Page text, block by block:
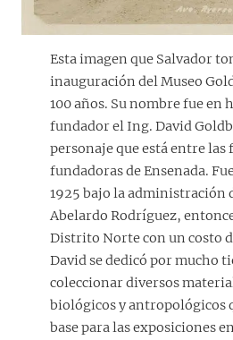
Esta imagen que Salvador
inauguración del Museo
100 años. Su nombre fue en
fundador el Ing. David
personaje que está entre las
fundadoras de Ensenada.
1925 bajo la administración
Abelardo Rodríguez,
Distrito Norte con un costo
David se dedicó por mucho
coleccionar diversos
biológicos y antropológicos
base para las exposiciones